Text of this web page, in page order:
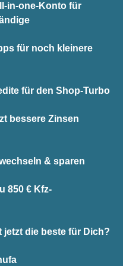
in-one-Konto für
für noch kleinere
für den Shop-Turbo
bessere Zinsen
& sparen
850 € Kfz-
die beste für Dich?